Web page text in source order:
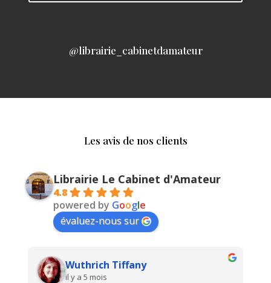
@librairie_cabinetdamateur
Les avis de nos clients
Librairie Le Cabinet d'Amateur
4.8
powered by Google
évaluez-nous sur
Wuthrich Tiffany
il y a 5 mois